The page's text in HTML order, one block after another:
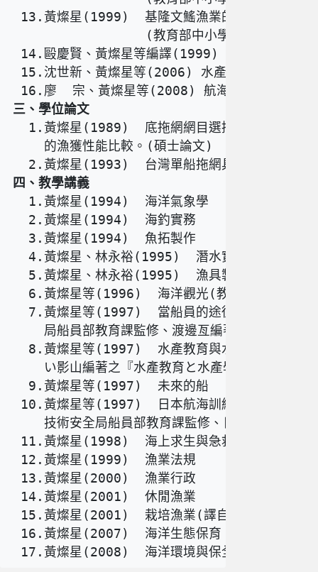
13.黃燦星(1999)  基隆文
                 (教育部中小學科教計畫專案)
14.毆慶賢、黃燦星等編譯(1999) 箱網養殖，水
15.沈世新、黃燦星等(2006) 水產生物概要(高職
三、學位論文
1.黃燦星(1989)  底拖網網目選擇性之研究：
    的漁獲性能比較。(碩士論文)
四、教學講義
1.黃燦星(1994)  海
2.黃燦星(1994)  海
3.黃燦星(1994)  魚
4.黃燦星、林永裕(1995)
5.黃燦星、林永裕(1995)
6.黃燦星等(1996)  海洋
7.黃燦星等(1997)  當船員的途徑(編譯自日本
局船員部教育課監修、渡邊亙
8.黃燦星等(1997)  水產教育與水產學研究(編
    い影山編著之『水產教育と水產學研究』)
9.黃燦星等(1997)
10.黃燦星等(1997)  日本航海訓練實習手冊(編譯
技術安全局船員部教育課監修、日本航海
11.黃燦星(1998)  海上求生
12.黃燦星(1999)  漁
13.黃燦星(2000)
14.黃燦星(2001)
15.黃燦星(2001)  栽培漁業(譯自日本海洋牧場
16.黃燦星(2007)  海洋生態保育
17.黃燦星(2008)  海洋環境與保全